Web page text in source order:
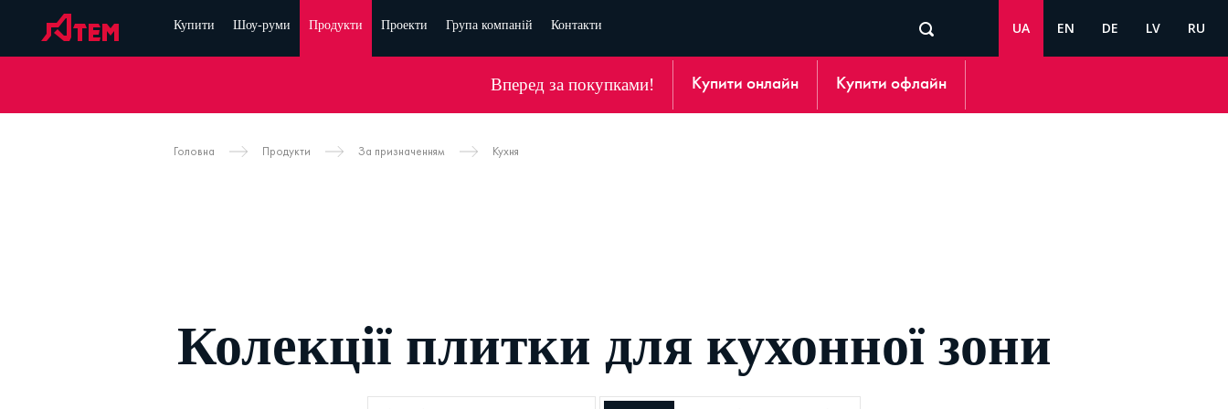
Купити Шоу-руми Продукти Проекти Група компаній Контакти UA EN DE LV RU
Вперед за покупками! Купити онлайн Купити офлайн
Головна Продукти За призначенням Кухня
Колекції плитки для кухонної зони